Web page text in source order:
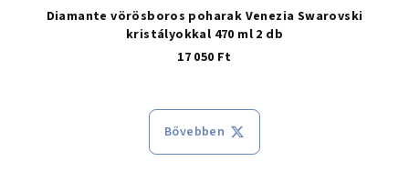
Diamante vörösboros poharak Venezia Swarovski
kristályokkal 470 ml 2 db
17 050 Ft
Bővebben